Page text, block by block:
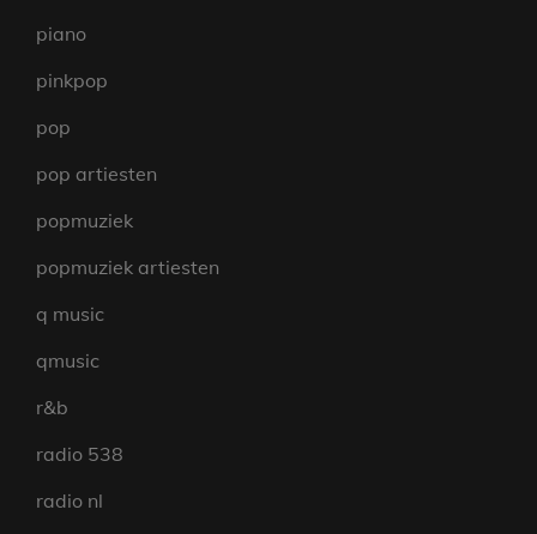
piano
pinkpop
pop
pop artiesten
popmuziek
popmuziek artiesten
q music
qmusic
r&b
radio 538
radio nl